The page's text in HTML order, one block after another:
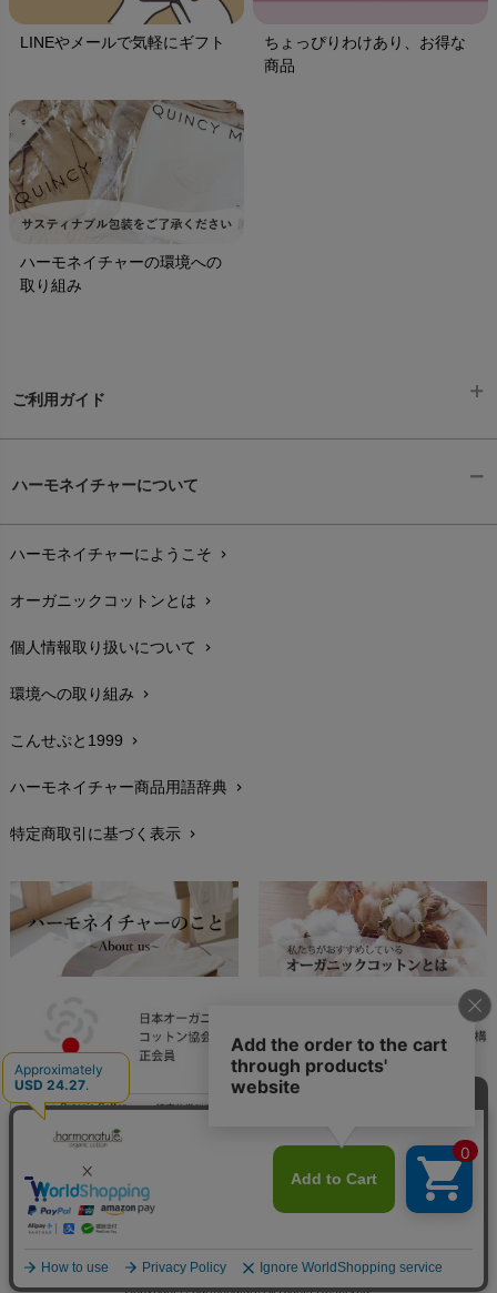
LINEやメールで気軽にギフト
ちょっぴりわけあり、お得な
商品
ハーモネイチャーの環境への
取り組み
ご利用ガイド
配送と送料chevron_right
在庫状況と発送予定chevron_right
サイズ・寸法chevron_right
生地・素材chevron_right
お手入れについて
レビューを書こうchevron_right
返品交換chevron_right
FAXでのご注文
お問い合わせchevron_right
ハーモネイチャーについて
ハーモネイチャーにようこそ chevron_right
オーガニックコットンとは chevron_right
個人情報取り扱いについて chevron_right
環境への取り組み chevron_right
こんせぷと1999 chevron_right
ハーモネイチャー商品用語辞典 chevron_right
特定商取引に基づく表示 chevron_right
Copyright © harmonature All Rights Reserved.